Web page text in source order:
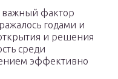
важный фактор
годами и
и решения
среди
эффективно